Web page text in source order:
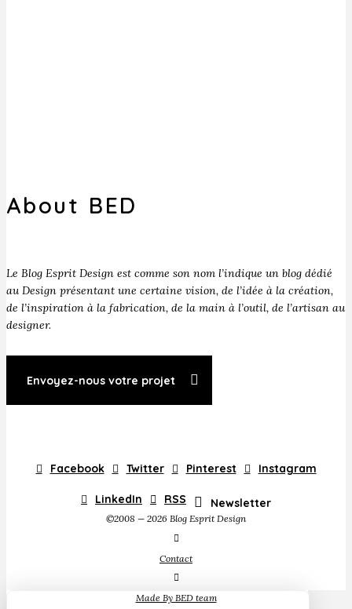
About BED
Le Blog Esprit Design est comme son nom l’indique un blog dédié
au Design présentant une certaine vision, de l’idée à la création,
de l’inspiration à la fabrication, de la main à l’outil, de l’artisan au
designer.
Envoyez-nous votre projet
Facebook Twitter Pinterest Instagram
LinkedIn RSS Newsletter
©2008 — 2026 Blog Esprit Design
Contact
Made By BED team